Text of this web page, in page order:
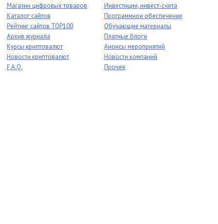
Магазин цифровых товаров
Каталог сайтов
Рейтинг сайтов TOP100
Архив журнала
Курсы криптовалют
Новости криптовалют
F.A.Q.
Инвестиции, инвест-счета
Программное обеспечение
Обучающие материалы
Платные блоги
Анонсы мероприятий
Новости компаний
Прочее